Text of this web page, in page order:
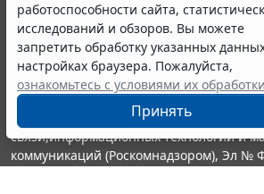
работоспособности сайта,
исследований и обзоров. Вы можете
запретить обработку указанных
настройках браузера. Пожалуйста,
ознакомьтесь с условиями их обработки
Принять
© ООО "НПП "ГАРАНТ-СЕРВИС", 2026.
выпускается с 1990 года. Компания
являются участниками Российской
информации ГАРАНТ.
Портал ГАРАНТ.РУ зарегистрирован в
издания Федеральной службой по
связи,информационных технологий и
коммуникаций (Роскомнадзором), Эл №